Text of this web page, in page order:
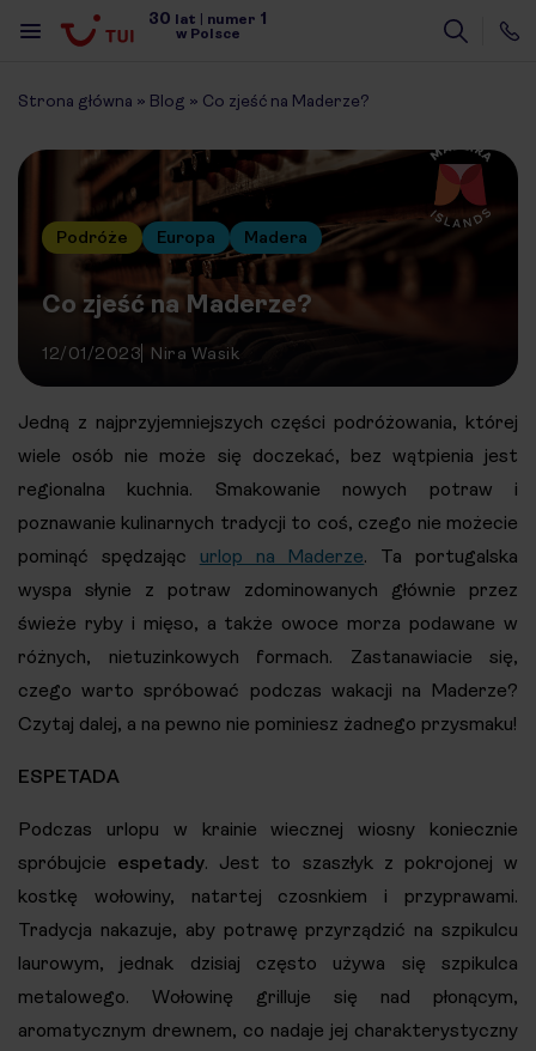
30 lat | numer 1
w Polsce
Strona główna » Blog » Co zjeść na Maderze?
Podróże Europa Madera
Co zjeść na Maderze?
12/01/2023 Nira Wasik
Jedną z najprzyjemniejszych części podróżowania, której
wiele osób nie może się doczekać, bez wątpienia jest
regionalna kuchnia. Smakowanie nowych potraw i
poznawanie kulinarnych tradycji to coś, czego nie możecie
pominąć spędzając urlop na Maderze. Ta portugalska
wyspa słynie z potraw zdominowanych głównie przez
świeże ryby i mięso, a także owoce morza podawane w
różnych, nietuzinkowych formach. Zastanawiacie się,
czego warto spróbować podczas wakacji na Maderze?
Czytaj dalej, a na pewno nie pominiesz żadnego przysmaku!
ESPETADA
Podczas urlopu w krainie wiecznej wiosny koniecznie
spróbujcie espetady. Jest to szaszłyk z pokrojonej w
kostkę wołowiny, natartej czosnkiem i przyprawami.
Tradycja nakazuje, aby potrawę przyrządzić na szpikulcu
laurowym, jednak dzisiaj często używa się szpikulca
metalowego. Wołowinę grilluje się nad płonącym,
aromatycznym drewnem, co nadaje jej charakterystyczny